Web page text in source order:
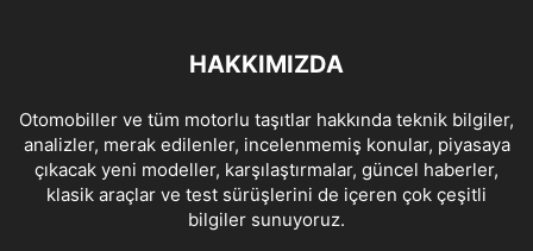
HAKKIMIZDA
Otomobiller ve tüm motorlu taşıtlar hakkında teknik bilgiler,
analizler, merak edilenler, incelenmemiş konular, piyasaya
çıkacak yeni modeller, karşılaştırmalar, güncel haberler,
klasik araçlar ve test sürüşlerini de içeren çok çeşitli
bilgiler sunuyoruz.